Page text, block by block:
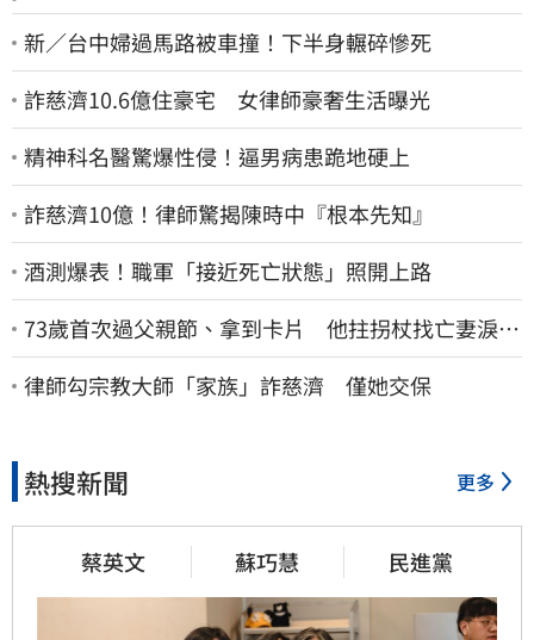
新／台中婦過馬路被車撞！下半身輾碎慘死
詐慈濟10.6億住豪宅 女律師豪奢生活曝光
精神科名醫驚爆性侵！逼男病患跪地硬上
詐慈濟10億！律師驚揭陳時中『根本先知』
酒測爆表！職軍「接近死亡狀態」照開上路
73歲首次過父親節、拿到卡片 他拄拐杖找亡妻淚：
今天好多人來幫我慶祝
律師勾宗教大師「家族」詐慈濟 僅她交保
熱搜新聞 更多
蔡英文 蘇巧慧 民進黨